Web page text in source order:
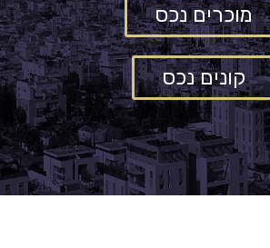
מוכרים נכס
קונים נכס